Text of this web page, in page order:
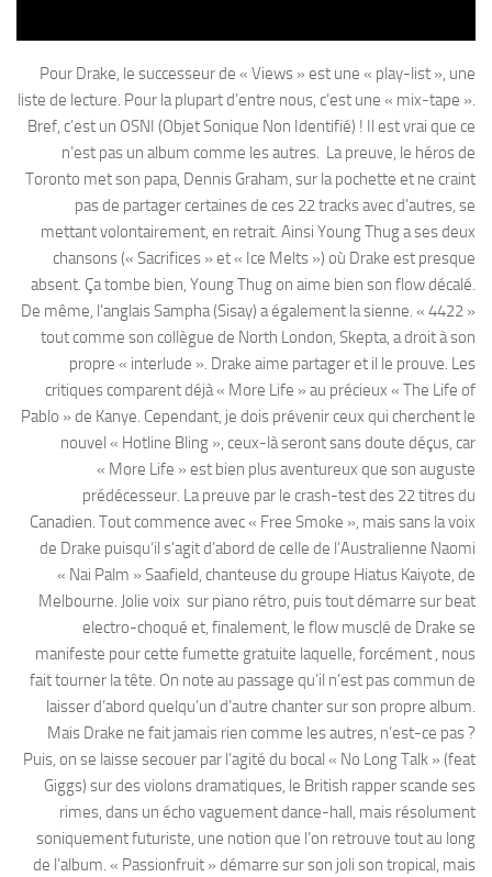
Pour Drake, le successeur de « Views » est une « play-list », une
liste de lecture. Pour la plupart d’entre nous, c’est une « mix-tape ».
Bref, c’est un OSNI (Objet Sonique Non Identifié) ! Il est vrai que ce
n’est pas un album comme les autres. La preuve, le héros de
Toronto met son papa, Dennis Graham, sur la pochette et ne craint
pas de partager certaines de ces 22 tracks avec d’autres, se
mettant volontairement, en retrait. Ainsi Young Thug a ses deux
chansons (« Sacrifices » et « Ice Melts ») où Drake est presque
absent. Ça tombe bien, Young Thug on aime bien son flow décalé.
De même, l’anglais Sampha (Sisay) a également la sienne. « 4422 »
tout comme son collègue de North London, Skepta, a droit à son
propre « interlude ». Drake aime partager et il le prouve. Les
critiques comparent déjà « More Life » au précieux « The Life of
Pablo » de Kanye. Cependant, je dois prévenir ceux qui cherchent le
nouvel « Hotline Bling », ceux-là seront sans doute déçus, car
« More Life » est bien plus aventureux que son auguste
prédécesseur. La preuve par le crash-test des 22 titres du
Canadien. Tout commence avec « Free Smoke », mais sans la voix
de Drake puisqu‘il s’agit d’abord de celle de l’Australienne Naomi
« Nai Palm » Saafield, chanteuse du groupe Hiatus Kaiyote, de
Melbourne. Jolie voix sur piano rétro, puis tout démarre sur beat
electro-choqué et, finalement, le flow musclé de Drake se
manifeste pour cette fumette gratuite laquelle, forcément , nous
fait tourner la tête. On note au passage qu’il n’est pas commun de
laisser d’abord quelqu’un d’autre chanter sur son propre album.
Mais Drake ne fait jamais rien comme les autres, n’est-ce pas ?
Puis, on se laisse secouer par l’agité du bocal « No Long Talk » (feat
Giggs) sur des violons dramatiques, le British rapper scande ses
rimes, dans un écho vaguement dance-hall, mais résolument
soniquement futuriste, une notion que l’on retrouve tout au long
de l’album. « Passionfruit » démarre sur son joli son tropical, mais